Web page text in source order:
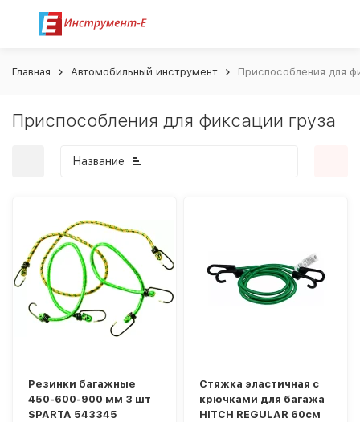
Главная Автомобильный инструмент Приспособления для
Приспособления для фиксации груза
Название
покупателей
Резинки багажные
450-600-900 мм 3 шт
SPARTA 543345
Стяжка эластичная с
крючками для багажа
HITCH REGULAR 60см